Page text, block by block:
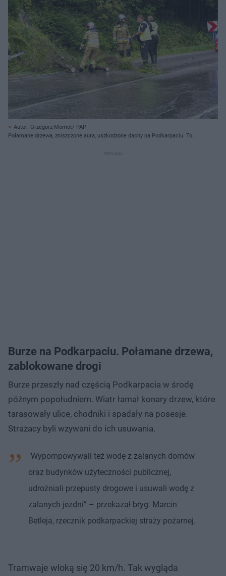
Autor: Grzegorz Momot/ PAP
Połamane drzewa, zniszczone auta, uszkodzone dachy na Podkarpaciu. To
Burze na Podkarpaciu. Połamane drzewa,
zablokowane drogi
Burze przeszły nad częścią Podkarpacia w środę
późnym popołudniem. Wiatr łamał konary drzew, które
tarasowały ulice, chodniki i spadały na posesje.
Strażacy byli wzywani do ich usuwania.
"Wypompowywali też wodę z zalanych domów
oraz budynków użyteczności publicznej,
udrożniali przepusty drogowe i usuwali wodę z
zalanych jezdni” – przekazał bryg. Marcin
Betleja, rzecznik podkarpackiej straży pożarnej.
Tramwaje wloką się 20 km/h. Tak wygląda